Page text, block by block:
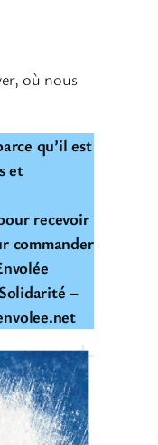
où nous
qu’il est
et
recevoir
commander
–